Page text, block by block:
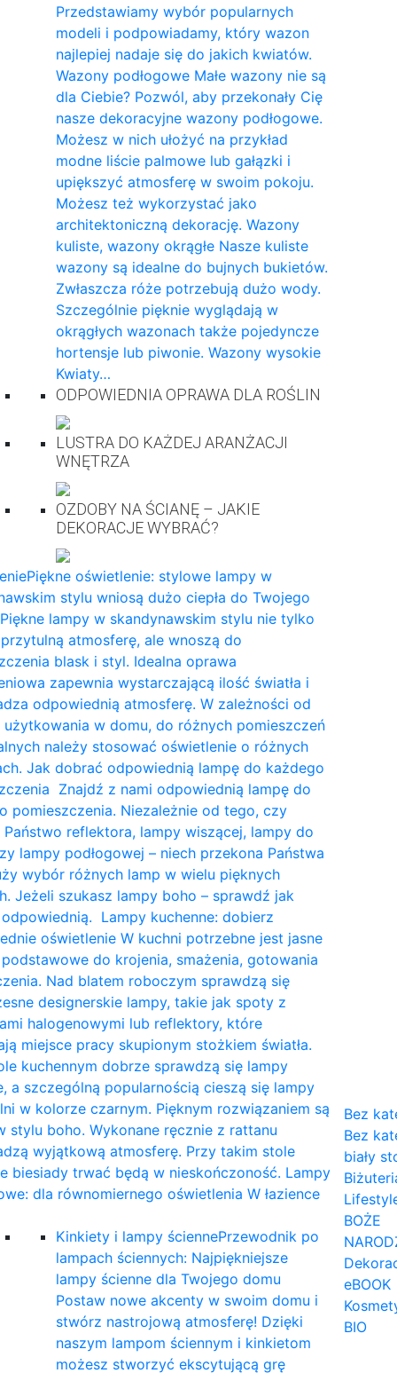
Przedstawiamy wybór popularnych
modeli i podpowiadamy, który wazon
najlepiej nadaje się do jakich kwiatów.
Wazony podłogowe Małe wazony nie są
dla Ciebie? Pozwól, aby przekonały Cię
nasze dekoracyjne wazony podłogowe.
Możesz w nich ułożyć na przykład
modne liście palmowe lub gałązki i
upiększyć atmosferę w swoim pokoju.
Możesz też wykorzystać jako
architektoniczną dekorację. Wazony
kuliste, wazony okrągłe Nasze kuliste
wazony są idealne do bujnych bukietów.
Zwłaszcza róże potrzebują dużo wody.
Szczególnie pięknie wyglądają w
okrągłych wazonach także pojedyncze
hortensje lub piwonie. Wazony wysokie
Kwiaty…
ODPOWIEDNIA OPRAWA DLA ROŚLIN
LUSTRA DO KAŻDEJ ARANŻACJI
WNĘTRZA
OZDOBY NA ŚCIANĘ – JAKIE
DEKORACJE WYBRAĆ?
Piękne oświetlenie: stylowe lampy w
stylu wniosą dużo ciepła do Twojego
lampy w skandynawskim stylu nie tylko
atmosferę, ale wnoszą do
blask i styl. Idealna oprawa
zapewnia wystarczającą ilość światła i
odpowiednią atmosferę. W zależności od
użytkowania w domu, do różnych pomieszczeń
należy stosować oświetlenie o różnych
Jak dobrać odpowiednią lampę do każdego
Znajdź z nami odpowiednią lampę do
pomieszczenia. Niezależnie od tego, czy
Państwo reflektora, lampy wiszącej, lampy do
lampy podłogowej – niech przekona Państwa
wybór różnych lamp w wielu pięknych
Jeżeli szukasz lampy boho – sprawdź jak
Lampy kuchenne: dobierz
oświetlenie W kuchni potrzebne jest jasne
podstawowe do krojenia, smażenia, gotowania
Nad blatem roboczym sprawdzą się
designerskie lampy, takie jak spoty z
halogenowymi lub reflektory, które
miejsce pracy skupionym stożkiem światła.
kuchennym dobrze sprawdzą się lampy
a szczególną popularnością cieszą się lampy
w kolorze czarnym. Pięknym rozwiązaniem są
stylu boho. Wykonane ręcznie z rattanu
wyjątkową atmosferę. Przy takim stole
biesiady trwać będą w nieskończoność. Lampy
dla równomiernego oświetlenia W łazience
Kinkiety i lampy ściennePrzewodnik po
lampach ściennych: Najpiękniejsze
lampy ścienne dla Twojego domu
Postaw nowe akcenty w swoim domu i
stwórz nastrojową atmosferę! Dzięki
naszym lampom ściennym i kinkietom
możesz stworzyć ekscytującą grę
Bez
Bez
biały
BOŻE
eBOOK
BIO